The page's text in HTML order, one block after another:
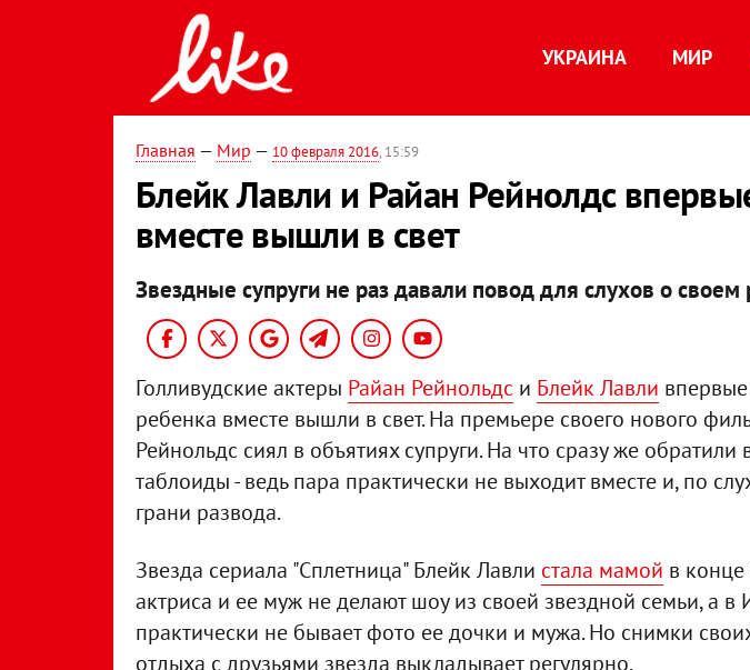
УКРАИНА МИР
Главная — Мир — 10 февраля 2016, 15:59
Блейк Лавли и Райан Рейнолдс
вместе вышли в свет
Звездные супруги не раз давали повод для слухов о своем
Голливудские актеры Райан Рейнольдс и Блейк Лавли
ребенка вместе вышли в свет. На премьере своего нового
Рейнольдс сиял в объятиях супруги. На что сразу же
таблоиды - ведь пара практически не выходит вместе и, по
грани развода.
Звезда сериала "Сплетница" Блейк Лавли стала мамой в
актриса и ее муж не делают шоу из своей звездной семьи, а в
практически не бывает фото ее дочки и мужа. Но снимки
отдыха с друзьями звезда выкладывает регулярно.